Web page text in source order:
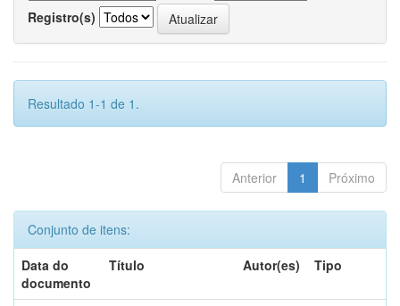
Registro(s)
Resultado 1-1 de 1.
Anterior 1 Próximo
Conjunto de itens:
Data do
documento
Título Autor(es) Tipo